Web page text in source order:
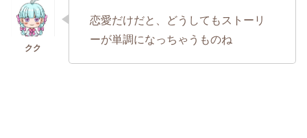
恋愛だけだと、どうしてもストーリ
ーが単調になっちゃうものね